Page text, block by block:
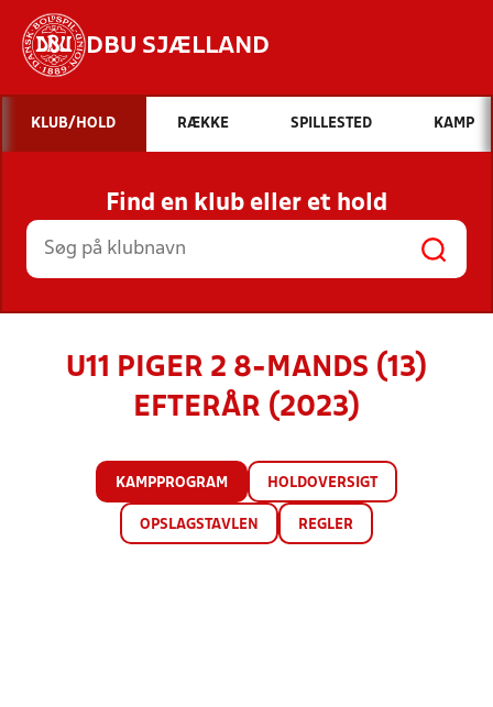
DBU SJÆLLAND
Hvad vil du søge efter?
INDHOLD OG NYHEDER
STILLINGER, RESULTATER, KLUBBER OG
HOLD
KLUB/HOLD RÆKKE SPILLESTED KAMP
Find en klub eller et hold
U11 PIGER 2 8-MANDS (13)
EFTERÅR (2023)
KAMPPROGRAM HOLDOVERSIGT
OPSLAGSTAVLEN REGLER